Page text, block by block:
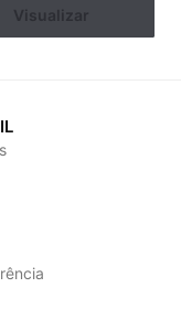
Comprar
Visualizar